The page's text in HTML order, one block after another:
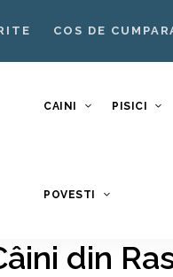
COS DE
CAINI PISICI
POVESTI
din